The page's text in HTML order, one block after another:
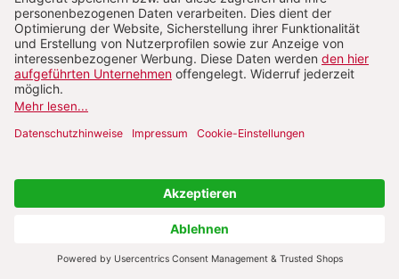
Erfahrung, dass das Sterben sich unter den
Bedingungen der modernen Medizintechnik
hinziehen kann. Weit weniger als früher ist der
Tod heute ein natürliches Schicksal, das den
Menschen oft überraschend ereilt; meist steht er
komplizierte Entscheidungen verlangt. Zu den
Antworten auf diese Lage gehören
Patientenverfügungen und Vorbereitungen im
Rahmen des „advance care planning“. Viele